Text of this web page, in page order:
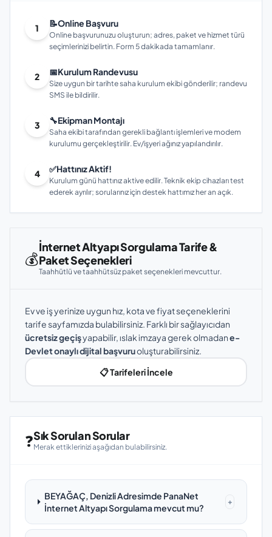
1 📝Online Başvuru
Online başvurunuzu oluşturun; adres, paket ve hizmet türü
seçimlerinizi belirtin. Form 5 dakikada tamamlanır.
2 📅Kurulum Randevusu
Size uygun bir tarihte saha kurulum ekibi gönderilir; randevu
SMS ile bildirilir.
3 🔧Ekipman Montajı
Saha ekibi tarafından gerekli bağlantı işlemleri ve modem
kurulumu gerçekleştirilir. Ev/işyeri ağınız yapılandırılır.
4 ✅Hattınız Aktif!
Kurulum günü hattınız aktive edilir. Teknik ekip cihazları test
ederek ayrılır; sorularınız için destek hattımız her an açık.
💰
İnternet Altyapı Sorgulama Tarife &
Paket Seçenekleri
Taahhütlü ve taahhütsüz paket seçenekleri mevcuttur.
Ev ve iş yerinize uygun hız, kota ve fiyat seçeneklerini
tarife sayfamızda bulabilirsiniz. Farklı bir sağlayıcıdan
ücretsiz geçişyapabilir, ıslak imzaya gerek olmadane-
Devlet onaylı dijital başvuruoluşturabilirsiniz.
📋 Tarifeleri İncele
❓Sık Sorulan Sorular
Merak ettiklerinizi aşağıdan bulabilirsiniz.
BEYAĞAÇ, Denizli Adresimde PanaNet
İnternet Altyapı Sorgulama mevcut mu?
+